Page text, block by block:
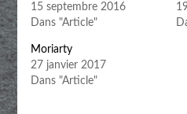
15 septembre 2016
Dans "Article"
Moriarty
27 janvier 2017
Dans "Article"